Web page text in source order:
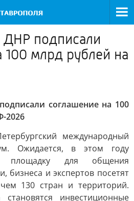
ДНР подписали
100 млрд рублей на
соглашение на 100
2026
международный
Ожидается, в этом году
площадку для общения
бизнеса и экспертов посетят
130 стран и территорий.
становятся инвестиционные